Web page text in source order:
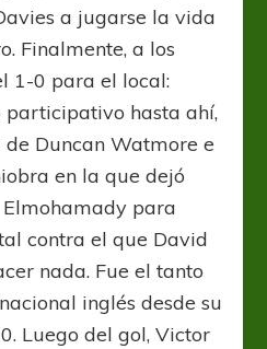
a jugarse la vida
Finalmente, a los
1-0 para el local:
participativo hasta ahí,
Duncan Watmore e
en la que dejó
para
contra el que David
nada. Fue el tanto
inglés desde su
Luego del gol, Victor